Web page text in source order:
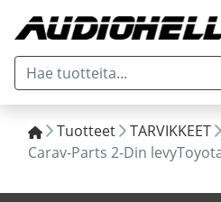
Tuotteet TARVIKKEET
Carav-Parts 2-Din